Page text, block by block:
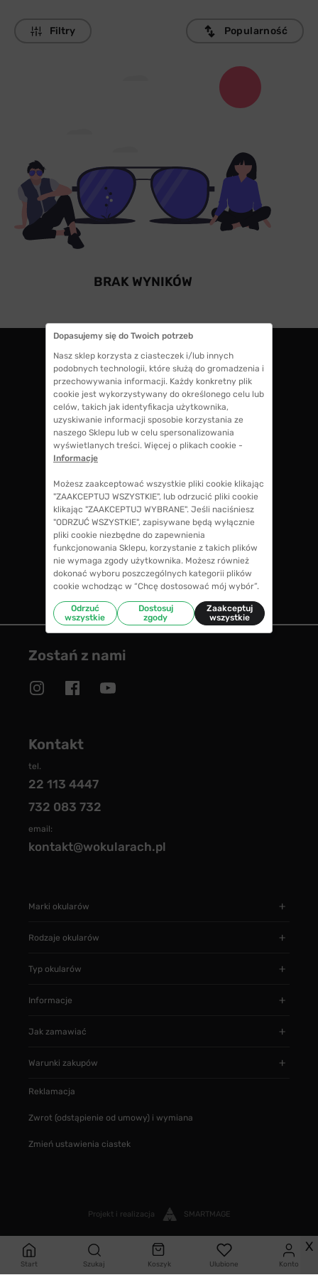
Start Szukaj Koszyk Ulubione Konto
Filtry Popularność
BRAK WYNIKÓW
ZWROTY DO 14 DNI
masz 14 dni na decyzję czy chcesz zostawić
swoje okulary czy zwrócisz
GWARANCJA 100% ZWROTU
kosztów przy zakupie okularów, także koszty
soczewek okularowych!
CENY NIŻSZE NIŻ W SALONIE
w porównaniu ze średnimi cenami okularów w
salonie optycznym zaoszczędzisz nawet do
70%
Zostań z nami
Kontakt
tel.
22 113 4447
732 083 732
email:
kontakt@wokularach.pl
Marki okularów
Rodzaje okularów
Typ okularów
Informacje
Jak zamawiać
Warunki zakupów
Reklamacja
Zwrot (odstąpienie od umowy) i wymiana
Zmień ustawienia ciastek
Projekt i realizacja SMARTMAGE
Dopasujemy się do Twoich potrzeb
Nasz sklep korzysta z ciasteczek i/lub innych
podobnych technologii, które służą do gromadzenia i
przechowywania informacji. Każdy konkretny plik
cookie jest wykorzystywany do określonego celu lub
celów, takich jak identyfikacja użytkownika,
uzyskiwanie informacji sposobie korzystania ze
naszego Sklepu lub w celu spersonalizowania
wyświetlanych treści. Więcej o plikach cookie -
Informacje
Możesz zaakceptować wszystkie pliki cookie klikając
"ZAAKCEPTUJ WSZYSTKIE", lub odrzucić pliki cookie
klikając "ZAAKCEPTUJ WYBRANE". Jeśli naciśniesz
"ODRZUĆ WSZYSTKIE", zapisywane będą wyłącznie
pliki cookie niezbędne do zapewnienia
funkcjonowania Sklepu, korzystanie z takich plików
nie wymaga zgody użytkownika. Możesz również
dokonać wyboru poszczególnych kategorii plików
cookie wchodząc w “Chcę dostosować mój wybór”.
Odrzuć
wszystkie
Dostosuj
zgody
Zaakceptuj
wszystkie
X